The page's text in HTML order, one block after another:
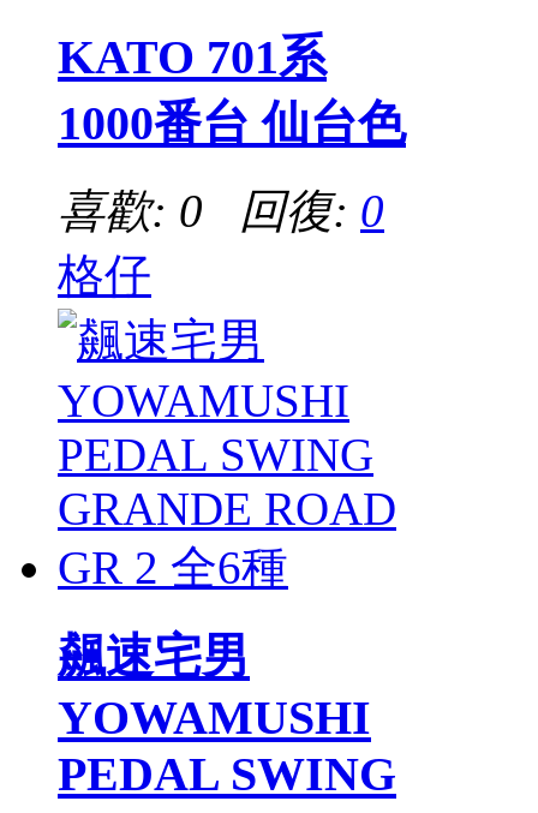
KATO 701系
1000番台 仙台色
喜歡: 0 回復: 0
格仔
飆速宅男
YOWAMUSHI
PEDAL SWING